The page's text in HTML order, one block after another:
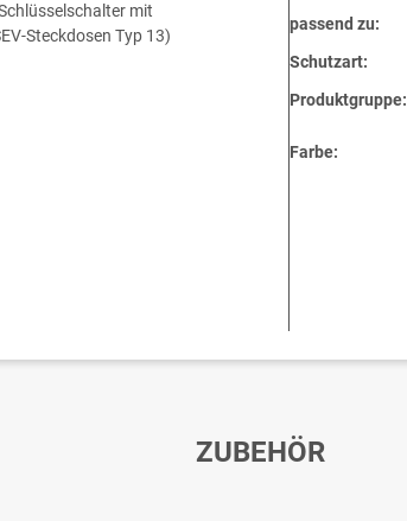
mit
Steckdosen Typ 13)
passend zu:
Schutzart:
Produktgruppe:
Farbe:
ZUBEHÖR